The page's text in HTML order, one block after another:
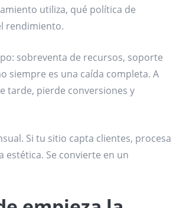
utiliza, qué política de
rendimiento.
sobreventa de recursos, soporte
siempre es una caída completa. A
tarde, pierde conversiones y
Si tu sitio capta clientes, procesa
estética. Se convierte en un